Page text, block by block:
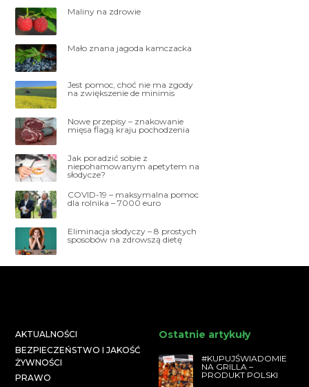
Maliny na zdrowie
Mało znana jagoda kamczacka
Jest pomoc, choć nie ma zgody
na zwiększenie de minimis
Nowe przepisy – znakowanie
mięsa flagą kraju pochodzenia
Jak poradzić sobie z
niepohamowanym apetytem na
słodycze?
COVID-19 – maksymalna pomoc
dla rolnika – 7000 euro
Eliminacja słodyczy – 8 prostych
sposobów na zdrowszą dietę
AKTUALNOŚCI
BEZPIECZEŃSTWO I JAKOŚĆ
ŻYWNOŚCI
PRAWO
Ostatnie artykuły
#KUPUJŚWIADOMIE
NA GRILLA –
PRODUKT POLSKI